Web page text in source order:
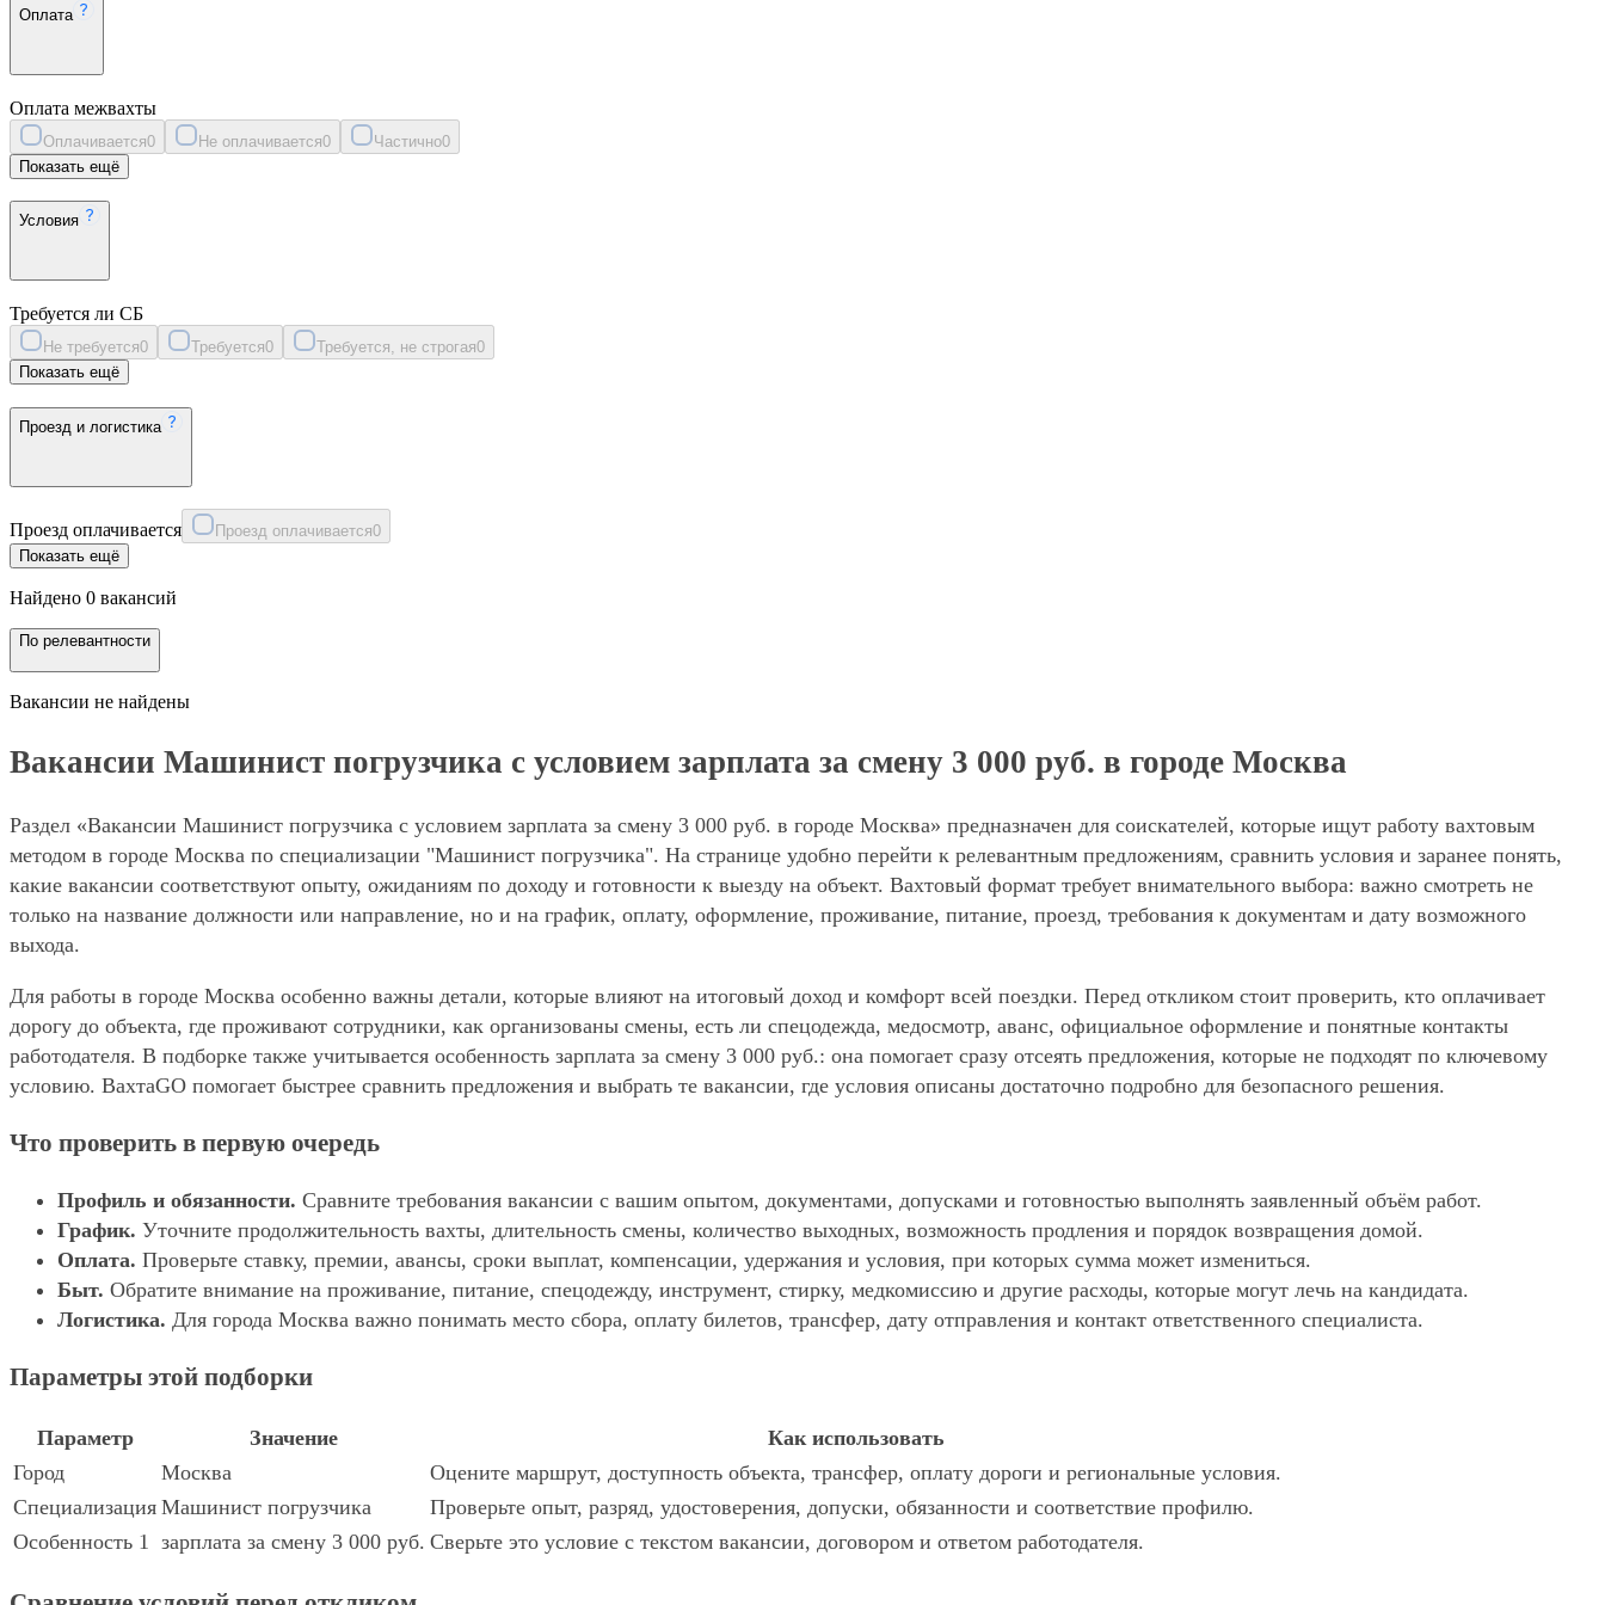
Оплата
Оплата межвахты
Оплачивается0 Не оплачивается0 Частично0
Показать ещё
Условия
Требуется ли СБ
Не требуется0 Требуется0 Требуется, не строгая0
Показать ещё
Проезд и логистика
Проезд оплачивается Проезд оплачивается0
Показать ещё
Найдено 0 вакансий
По релевантности
Вакансии не найдены
Вакансии Машинист погрузчика с условием зарплата за смену 3 000 руб. в городе Москва
Раздел «Вакансии Машинист погрузчика с условием зарплата за смену 3 000 руб. в городе Москва» предназначен для соискателей, которые ищут работу вахтовым
методом в городе Москва по специализации "Машинист погрузчика". На странице удобно перейти к релевантным предложениям, сравнить условия и заранее понять,
какие вакансии соответствуют опыту, ожиданиям по доходу и готовности к выезду на объект. Вахтовый формат требует внимательного выбора: важно смотреть не
только на название должности или направление, но и на график, оплату, оформление, проживание, питание, проезд, требования к документам и дату возможного
выхода.
Для работы в городе Москва особенно важны детали, которые влияют на итоговый доход и комфорт всей поездки. Перед откликом стоит проверить, кто оплачивает
дорогу до объекта, где проживают сотрудники, как организованы смены, есть ли спецодежда, медосмотр, аванс, официальное оформление и понятные контакты
работодателя. В подборке также учитывается особенность зарплата за смену 3 000 руб.: она помогает сразу отсеять предложения, которые не подходят по ключевому
условию. ВахтаGO помогает быстрее сравнить предложения и выбрать те вакансии, где условия описаны достаточно подробно для безопасного решения.
Что проверить в первую очередь
Профиль и обязанности. Сравните требования вакансии с вашим опытом, документами, допусками и готовностью выполнять заявленный объём работ.
График. Уточните продолжительность вахты, длительность смены, количество выходных, возможность продления и порядок возвращения домой.
Оплата. Проверьте ставку, премии, авансы, сроки выплат, компенсации, удержания и условия, при которых сумма может измениться.
Быт. Обратите внимание на проживание, питание, спецодежду, инструмент, стирку, медкомиссию и другие расходы, которые могут лечь на кандидата.
Логистика. Для города Москва важно понимать место сбора, оплату билетов, трансфер, дату отправления и контакт ответственного специалиста.
Параметры этой подборки
Параметр Значение
Как использовать
Город
Москва
Оцените маршрут, доступность объекта, трансфер, оплату дороги и региональные условия.
Специализация Машинист погрузчика
Проверьте опыт, разряд, удостоверения, допуски, обязанности и соответствие профилю.
Особенность 1 зарплата за смену 3 000 руб. Сверьте это условие с текстом вакансии, договором и ответом работодателя.